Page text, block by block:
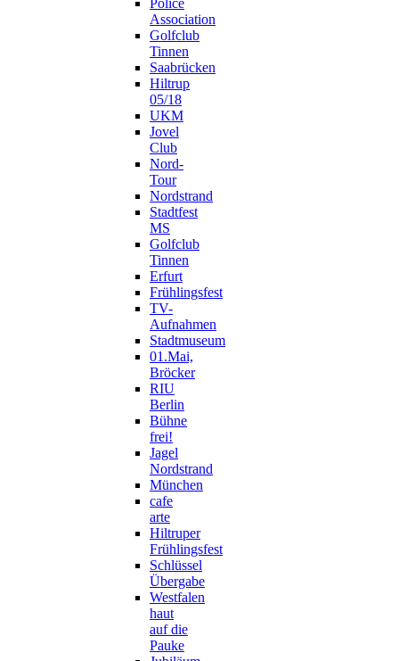
Association
Golfclub
Tinnen
Saabrücken
Hiltrup
05/18
UKM
Jovel
Club
Nord-
Tour
Nordstrand
Stadtfest
MS
Golfclub
Tinnen
Erfurt
Frühlingsfest
TV-
Aufnahmen
Stadtmuseum
01.Mai,
Bröcker
RIU
Berlin
Bühne
frei!
Jagel
Nordstrand
München
cafe
arte
Hiltruper
Frühlingsfest
Schlüssel
Übergabe
Westfalen
haut
auf die
Pauke